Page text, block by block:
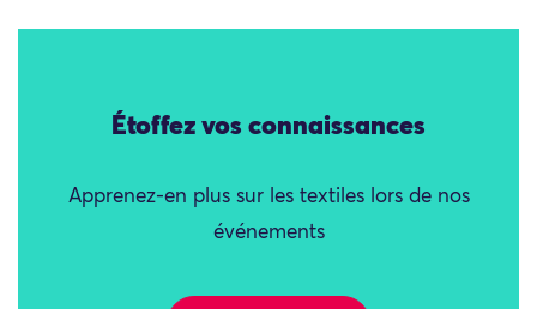
Étoffez vos connaissances
Apprenez-en plus sur les textiles lors de nos
événements